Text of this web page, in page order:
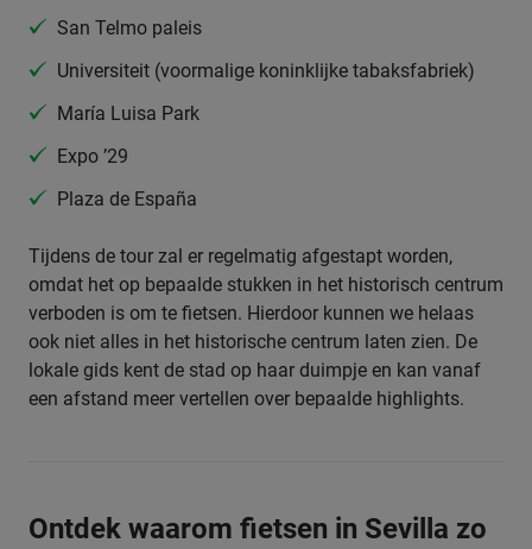
San Telmo paleis
Universiteit (voormalige koninklijke tabaksfabriek)
María Luisa Park
Expo ’29
Plaza de España
Tijdens de tour zal er regelmatig afgestapt worden,
omdat het op bepaalde stukken in het historisch centrum
verboden is om te fietsen. Hierdoor kunnen we helaas
ook niet alles in het historische centrum laten zien. De
lokale gids kent de stad op haar duimpje en kan vanaf
een afstand meer vertellen over bepaalde highlights.
Ontdek waarom fietsen in Sevilla zo